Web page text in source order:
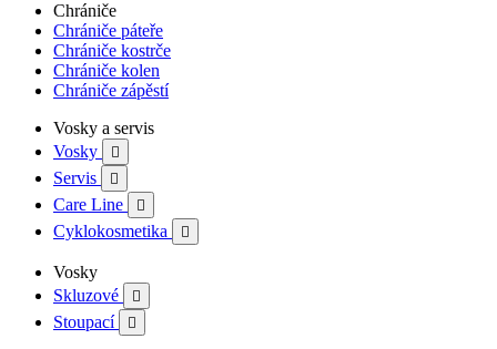
Chrániče
Chrániče páteře
Chrániče kostrče
Chrániče kolen
Chrániče zápěstí
Vosky a servis
Vosky

Servis 
Care Line 
Cyklokosmetika 
Vosky
Skluzové

Stoupací 